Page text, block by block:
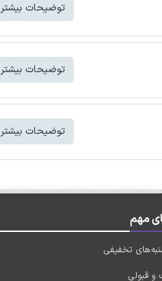
توضیحات بیشتر
توضیحات بیشتر
توضیحات بیشتر
مهم
تخفیفی
و قبولی